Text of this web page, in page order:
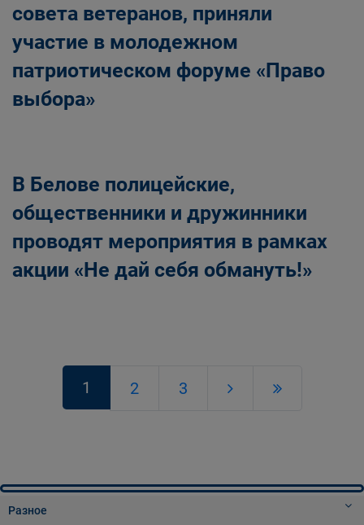
совета ветеранов, приняли
участие в молодежном
патриотическом форуме «Право
выбора»
В Белове полицейские,
общественники и дружинники
проводят мероприятия в рамках
акции «Не дай себя обмануть!»
1 2 3
Разное